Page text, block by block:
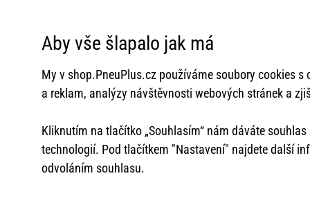
Aby vše šlapalo jak má
My v shop.PneuPlus.cz používáme soubory cookies s
a reklam, analýzy návštěvnosti webových stránek a
Kliknutím na tlačítko „Souhlasím“ nám dáváte
technologií. Pod tlačítkem "Nastavení" najdete další
odvoláním souhlasu.